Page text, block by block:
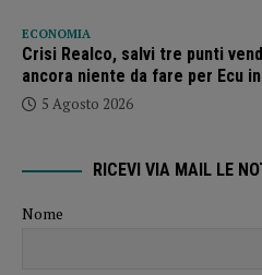
ECONOMIA
Crisi Realco, salvi tre punti
ancora niente da fare per Ecu
5 Agosto 2026
RICEVI VIA MAIL LE
Nome